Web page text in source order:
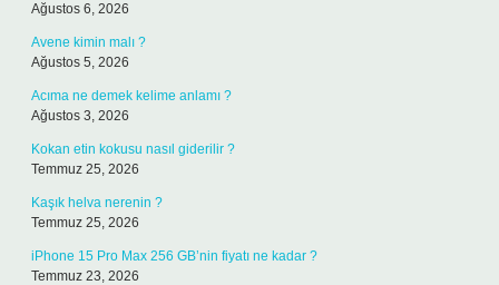
Ağustos 6, 2026
Avene kimin malı ?
Ağustos 5, 2026
Acıma ne demek kelime anlamı ?
Ağustos 3, 2026
Kokan etin kokusu nasıl giderilir ?
Temmuz 25, 2026
Kaşık helva nerenin ?
Temmuz 25, 2026
iPhone 15 Pro Max 256 GB’nin fiyatı ne kadar ?
Temmuz 23, 2026